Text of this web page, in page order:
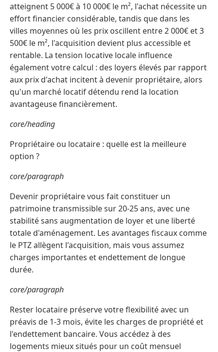
atteignent 5 000€ à 10 000€ le m², l'achat nécessite un
effort financier considérable, tandis que dans les
villes moyennes où les prix oscillent entre 2 000€ et 3
500€ le m², l'acquisition devient plus accessible et
rentable. La tension locative locale influence
également votre calcul : des loyers élevés par rapport
aux prix d'achat incitent à devenir propriétaire, alors
qu'un marché locatif détendu rend la location
avantageuse financièrement.
core/heading
Propriétaire ou locataire : quelle est la meilleure
option ?
core/paragraph
Devenir propriétaire vous fait constituer un
patrimoine transmissible sur 20-25 ans, avec une
stabilité sans augmentation de loyer et une liberté
totale d'aménagement. Les avantages fiscaux comme
le PTZ allègent l'acquisition, mais vous assumez
charges importantes et endettement de longue
durée.
core/paragraph
Rester locataire préserve votre flexibilité avec un
préavis de 1-3 mois, évite les charges de propriété et
l'endettement bancaire. Vous accédez à des
logements mieux situés pour un coût mensuel